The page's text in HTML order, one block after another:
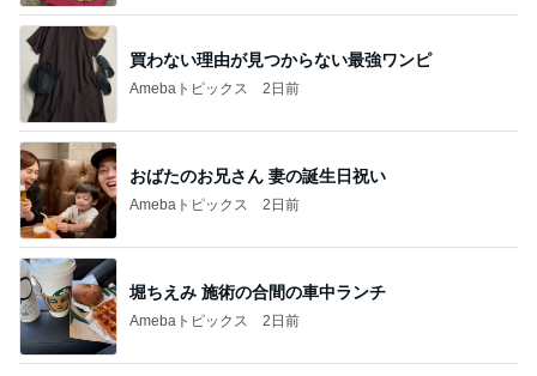
買わない理由が見つからない最強ワンピ
Amebaトピックス 2日前
おばたのお兄さん 妻の誕生日祝い
Amebaトピックス 2日前
堀ちえみ 施術の合間の車中ランチ
Amebaトピックス 2日前